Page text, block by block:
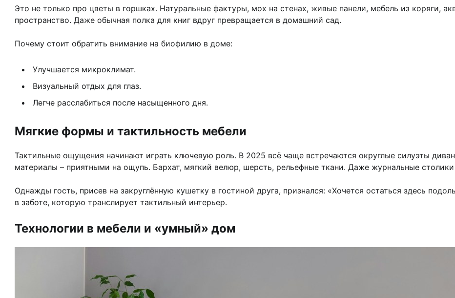
Это не только про цветы в горшках. Натуральные фактуры, мох на стенах, живые панели, мебель из коряги,
пространство. Даже обычная полка для книг вдруг превращается в домашний сад.
Почему стоит обратить внимание на биофилию в доме:
Улучшается микроклимат.
Визуальный отдых для глаз.
Легче расслабиться после насыщенного дня.
Мягкие формы и тактильность мебели
Тактильные ощущения начинают играть ключевую роль. В 2025 всё чаще встречаются округлые силуэты
материалы – приятными на ощупь. Бархат, мягкий велюр, шерсть, рельефные ткани. Даже журнальные столики
Однажды гость, присев на закруглённую кушетку в гостиной друга, признался: «Хочется остаться здесь
в заботе, которую транслирует тактильный интерьер.
Технологии в мебели и «умный» дом